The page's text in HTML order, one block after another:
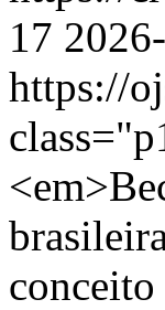
17
https://